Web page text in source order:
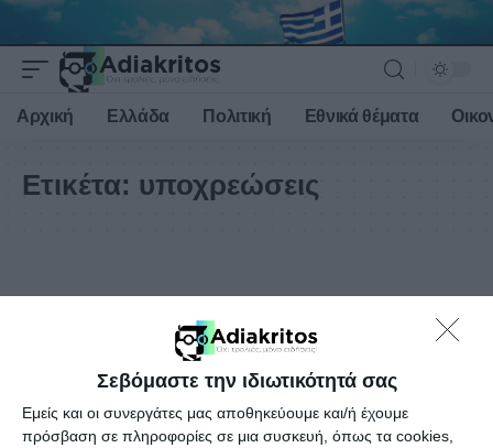
Σεβόμαστε την ιδιωτικότητά σας
Εμείς και οι συνεργάτες μας αποθηκεύουμε και/ή έχουμε
πρόσβαση σε πληροφορίες σε μια συσκευή, όπως τα cookies,
Αρχική Ελλάδα Πολιτική Εθνικά θέματα
Ετικέτα: υποχρεώσεις